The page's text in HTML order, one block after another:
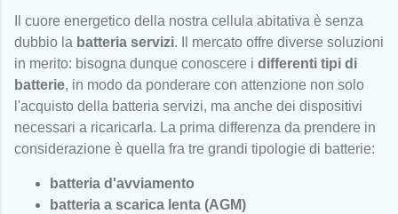
Il cuore energetico della nostra cellula abitativa è senza
dubbio la batteria servizi. Il mercato offre diverse soluzioni
in merito: bisogna dunque conoscere i differenti tipi di
batterie, in modo da ponderare con attenzione non solo
l'acquisto della batteria servizi, ma anche dei dispositivi
necessari a ricaricarla. La prima differenza da prendere in
considerazione è quella fra tre grandi tipologie di batterie:
batteria d'avviamento
batteria a scarica lenta (AGM)